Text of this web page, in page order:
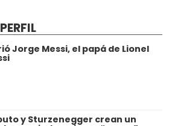
Jorge Messi, el papá de Lionel
y Sturzenegger crean un